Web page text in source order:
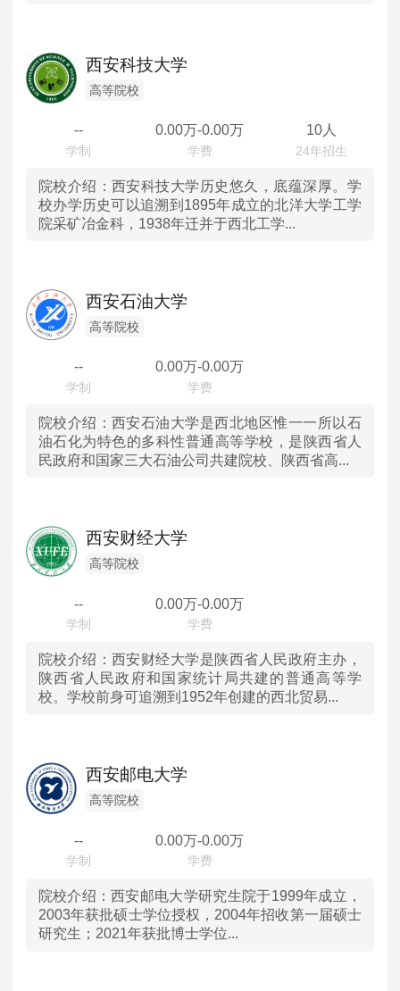
西安科技大学
高等院校
-- 0.00万-0.00万 10人
院校介绍： 西安科技大学历史悠久，底蕴深厚。学
校办学历史可以追溯到1895年成立的北洋大学工学
院采矿冶金科，1938年迁并于西北工学...
西安石油大学
高等院校
-- 0.00万-0.00万
院校介绍： 西安石油大学是西北地区惟一一所以石
油石化为特色的多科性普通高等学校，是陕西省人
民政府和国家三大石油公司共建院校、陕西省高...
西安财经大学
高等院校
-- 0.00万-0.00万
院校介绍： 西安财经大学是陕西省人民政府主办，
陕西省人民政府和国家统计局共建的普通高等学
校。学校前身可追溯到1952年创建的西北贸易...
西安邮电大学
高等院校
-- 0.00万-0.00万
院校介绍： 西安邮电大学研究生院于1999年成立，
2003年获批硕士学位授权，2004年招收第一届硕士
研究生；2021年获批博士学位...